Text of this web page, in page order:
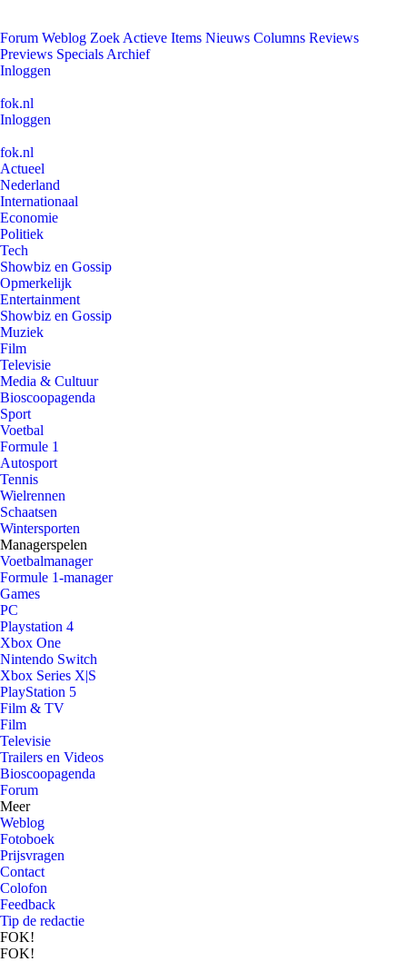
Forum Weblog Zoek Actieve Items Nieuws Columns Reviews
Previews Specials Archief
Inloggen
fok.nl
Inloggen
fok.nl
Actueel
Nederland
Internationaal
Economie
Politiek
Tech
Showbiz en Gossip
Opmerkelijk
Entertainment
Showbiz en Gossip
Muziek
Film
Televisie
Media & Cultuur
Bioscoopagenda
Sport
Voetbal
Formule 1
Autosport
Tennis
Wielrennen
Schaatsen
Wintersporten
Managerspelen
Voetbalmanager
Formule 1-manager
Games
PC
Playstation 4
Xbox One
Nintendo Switch
Xbox Series X|S
PlayStation 5
Film & TV
Film
Televisie
Trailers en Videos
Bioscoopagenda
Forum
Meer
Weblog
Fotoboek
Prijsvragen
Contact
Colofon
Feedback
Tip de redactie
FOK!
FOK!